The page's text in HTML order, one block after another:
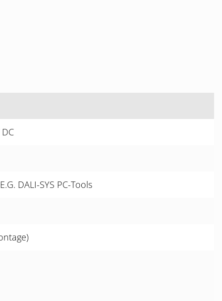
DALI-SYS PC-Tools